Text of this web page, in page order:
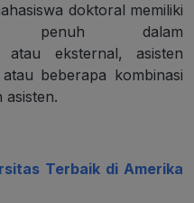
doktoral memiliki
penuh dalam
atau eksternal, asisten
beberapa kombinasi
asisten.
Terbaik di Amerika